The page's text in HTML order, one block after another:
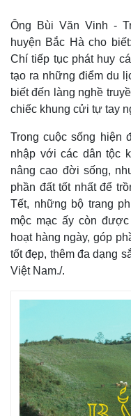
Ông Bùi Văn Vinh -
huyện Bắc Hà cho
Chí tiếp tục phát huy
tạo ra những điểm du
biết đến làng nghề
chiếc khung cửi tự tay
Trong cuộc sống hiện
nhập với các dân tộc
nâng cao đời sống,
phần đất tốt nhất để
Tết, những bộ trang
mộc mạc ấy còn
hoạt hàng ngày, góp
tốt đẹp, thêm đa dạng
Việt Nam./.